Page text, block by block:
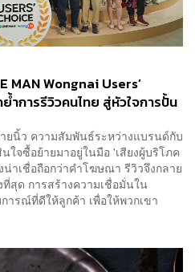
MAN Wongnai Users’
การรีวิวคนไทย สู่หัวใจการปั้น
นิ้ว ความสัมพันธ์ระหว่างแบรนด์กับ
จซื้อย้ายมาอยู่ในมือ 'เสียงผู้บริโภค
าเชื่อถือกว่าคำโฆษณา รีวิวจึงกลาย
สุด การสร้างความเชื่อมั่นใน
ารณ์ที่ดีให้ลูกค้า เพื่อให้พวกเขา